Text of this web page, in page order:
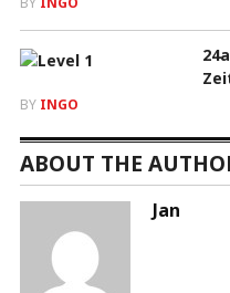
BY INGO
ABOUT THE
Jan